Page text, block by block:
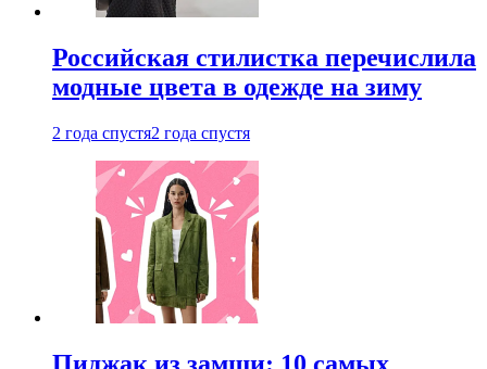
Российская стилистка перечислила
модные цвета в одежде на зиму
2 года спустя2 года спустя
Пиджак из замши: 10 самых